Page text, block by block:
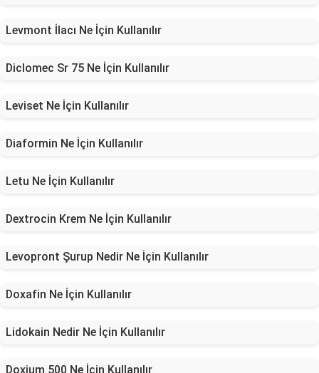
Levmont İlacı Ne İçin Kullanılır
Diclomec Sr 75 Ne İçin Kullanılır
Leviset Ne İçin Kullanılır
Diaformin Ne İçin Kullanılır
Letu Ne İçin Kullanılır
Dextrocin Krem Ne İçin Kullanılır
Levopront Şurup Nedir Ne İçin Kullanılır
Doxafin Ne İçin Kullanılır
Lidokain Nedir Ne İçin Kullanılır
Doxium 500 Ne İçin Kullanılır